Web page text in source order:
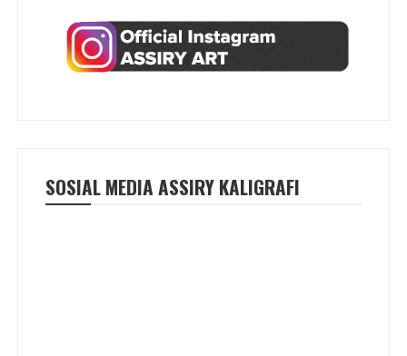
SOSIAL MEDIA ASSIRY KALIGRAFI